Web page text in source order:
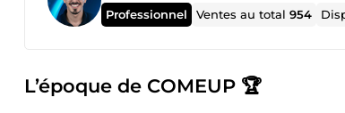
Professionnel Ventes au total954
L’époque de COMEUP 🏆